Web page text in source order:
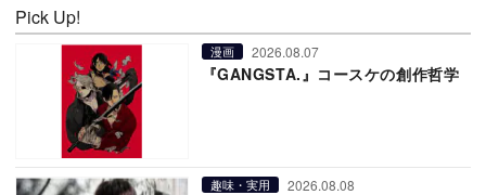
Pick Up!
漫画 2026.08.07
『GANGSTA.』コースケの創作哲学
趣味・実用 2026.08.08